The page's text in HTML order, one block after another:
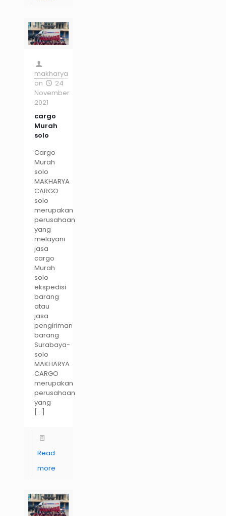
makharya
on
24
November
2021
cargo
Murah
solo
Cargo
Murah
solo
MAKHARYA
CARGO
solo
merupakan
perusahaan
yang
melayani
jasa
cargo
Murah
solo
ekspedisi
barang
atau
jasa
pengiriman
barang
Surabaya-
solo
MAKHARYA
CARGO
merupakan
perusahaan
yang
[…]
Read
more